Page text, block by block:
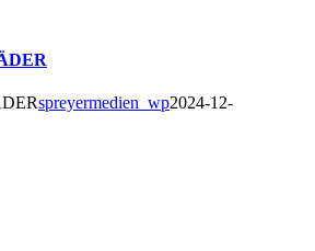
spreyermedien_wp2024-12-